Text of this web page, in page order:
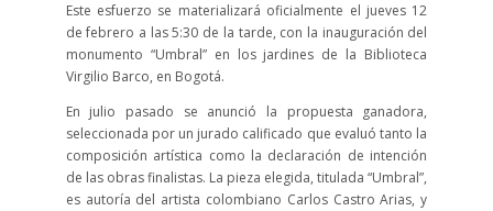
Este esfuerzo se materializará oficialmente el jueves 12
de febrero a las 5:30 de la tarde, con la inauguración del
monumento “Umbral” en los jardines de la Biblioteca
Virgilio Barco, en Bogotá.
En julio pasado se anunció la propuesta ganadora,
seleccionada por un jurado calificado que evaluó tanto la
composición artística como la declaración de intención
de las obras finalistas. La pieza elegida, titulada “Umbral”,
es autoría del artista colombiano Carlos Castro Arias, y